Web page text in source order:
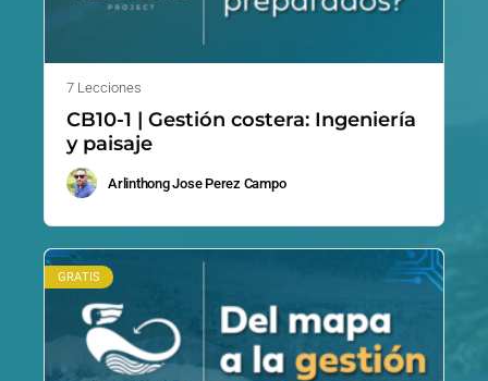
7 Lecciones
CB10-1 | Gestión costera: Ingeniería
y paisaje
Arlinthong Jose Perez Campo
GRATIS